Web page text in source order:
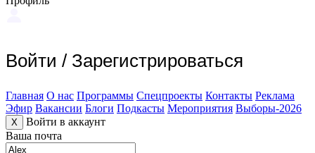
Войти / Зарегистрироваться
Главная О нас Программы Спецпроекты Контакты Реклама
Эфир Вакансии Блоги Подкасты Мероприятия Выборы-2026
X
Войти в аккаунт
Ваша почта